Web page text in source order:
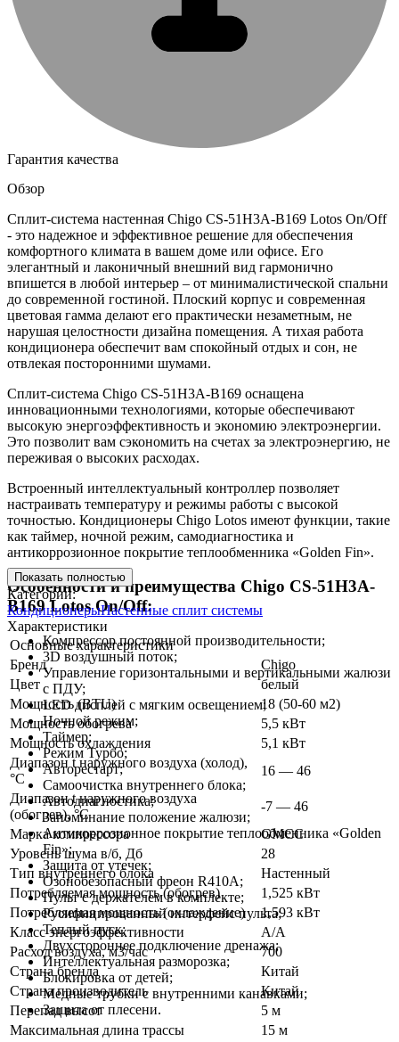
Гарантия качества
Обзор
Сплит-система настенная Chigo CS-51H3A-B169 Lotos On/Off
- это надежное и эффективное решение для обеспечения
комфортного климата в вашем доме или офисе. Его
элегантный и лаконичный внешний вид гармонично
впишется в любой интерьер – от минималистической спальни
до современной гостиной. Плоский корпус и современная
цветовая гамма делают его практически незаметным, не
нарушая целостности дизайна помещения. А тихая работа
кондиционера обеспечит вам спокойный отдых и сон, не
отвлекая посторонними шумами.
Сплит-система Chigo CS-51H3A-B169 оснащена
инновационными технологиями, которые обеспечивают
высокую энергоэффективность и экономию электроэнергии.
Это позволит вам сэкономить на счетах за электроэнергию, не
переживая о высоких расходах.
Встроенный интеллектуальный контроллер позволяет
настраивать температуру и режимы работы с высокой
точностью. Кондиционеры Chigo Lotos имеют функции, такие
как таймер, ночной режим, самодиагностика и
антикоррозионное покрытие теплообменника «Golden Fin».
Особенности и преимущества Chigo CS-51H3A-
B169 Lotos On/Off:
Компрессор постоянной производительности;
3D воздушный поток;
Управление горизонтальными и вертикальными жалюзи
с ПДУ;
LED дисплей с мягким освещением;
Ночной режим;
Таймер;
Режим Турбо;
Авторестарт;
Самоочистка внутреннего блока;
Автодиагностика;
Запоминание положение жалюзи;
Антикоррозионное покрытие теплообменника «Golden
Fin»;
Защита от утечек;
Озонобезопасный фреон R410A;
Пульт с держателем в комплекте;
Русифицированный интерфейс пульта;
Теплый пуск;
Двухстороннее подключение дренажа;
Интеллектуальная разморозка;
Блокировка от детей;
Медные трубки с внутренними канавками;
Защита от плесени.
Показать полностью
Категории:
КондиционерыНастенные сплит системы
Характеристики
Основные характеристики
Бренд
Chigo
Цвет
белый
Мощность (BTU)
18 (50-60 м2)
Мощность обогрева
5,5 кВт
Мощность охлаждения
5,1 кВт
Диапазон t наружного воздуха (холод),
°C
16 — 46
Диапазон t наружного воздуха
(обогрев), °C
-7 — 46
Марка компрессора
GMCC
Уровень шума в/б, Дб
28
Тип внутреннего блока
Настенный
Потребляемая мощность (обогрев)
1,525 кВт
Потребляемая мощность (охлаждение)
1,593 кВт
Класс энергоэффективности
A/A
Расход воздуха, м3/час
700
Страна бренда
Китай
Страна производитель
Китай
Перепад высот
5 м
Максимальная длина трассы
15 м